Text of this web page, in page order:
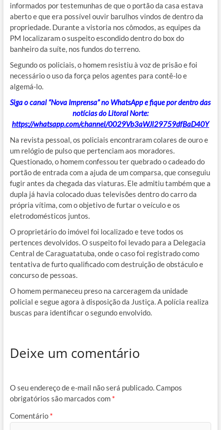
informados por testemunhas de que o portão da casa estava
aberto e que era possível ouvir barulhos vindos de dentro da
propriedade. Durante a vistoria nos cômodos, as equipes da
PM localizaram o suspeito escondido dentro do box do
banheiro da suíte, nos fundos do terreno.
Segundo os policiais, o homem resistiu à voz de prisão e foi
necessário o uso da força pelos agentes para contê-lo e
algemá-lo.
Siga o canal “Nova Imprensa” no WhatsApp e fique por dentro das
notícias do Litoral Norte:
https://whatsapp.com/channel/0029Vb3aWJl29759dfBaD40Y
Na revista pessoal, os policiais encontraram colares de ouro e
um relógio de pulso que pertenciam aos moradores.
Questionado, o homem confessou ter quebrado o cadeado do
portão de entrada com a ajuda de um comparsa, que conseguiu
fugir antes da chegada das viaturas. Ele admitiu também que a
dupla já havia colocado duas televisões dentro do carro da
própria vítima, com o objetivo de furtar o veículo e os
eletrodomésticos juntos.
O proprietário do imóvel foi localizado e teve todos os
pertences devolvidos. O suspeito foi levado para a Delegacia
Central de Caraguatatuba, onde o caso foi registrado como
tentativa de furto qualificado com destruição de obstáculo e
concurso de pessoas.
O homem permaneceu preso na carceragem da unidade
policial e segue agora à disposição da Justiça. A polícia realiza
buscas para identificar o segundo envolvido.
Deixe um comentário
O seu endereço de e-mail não será publicado.Campos
obrigatórios são marcados com *
Comentário *